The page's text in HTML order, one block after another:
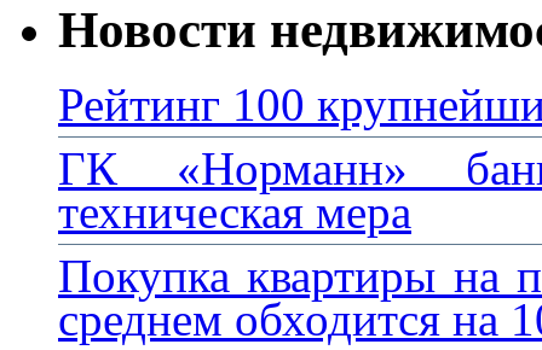
Новости
Рейтинг 100
ГК «Норманн»
техническая мера
Покупка квартиры на
среднем обходится на